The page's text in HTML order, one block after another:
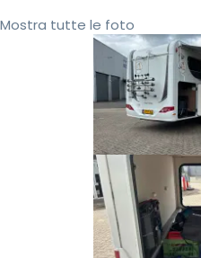
Mostra tutte le foto